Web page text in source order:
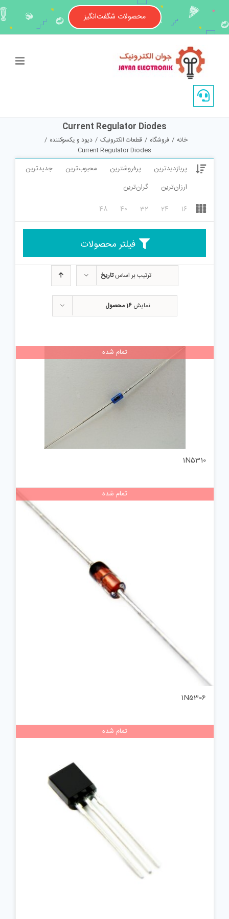
content
محصولات شگفت‌انگیز
Current Regulator Diodes
خانه / فروشگاه / قطعات الکترونیک / دیود و یکسوکننده /
Current Regulator Diodes
پربازدیدترین پرفروشترین محبوب‌ترین
جدیدترین
ارزان‌ترین
گران‌ترین
16
24
32
40
48
فیلتر محصولات
ترتیب بر اساستاریخ
نمایش16 محصول
تمام شده
1N5310
تمام شده
1N5306
تمام شده